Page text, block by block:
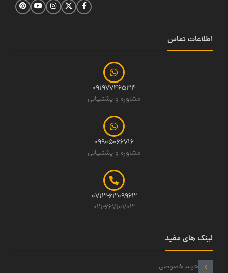
اطلاعات تماس
09197746534
مشاوره و پشتیبانی
09905066716
مشاوره و پشتیبانی
0713-6309963
021-66710703
لینک های مفید
حریم خصوصی